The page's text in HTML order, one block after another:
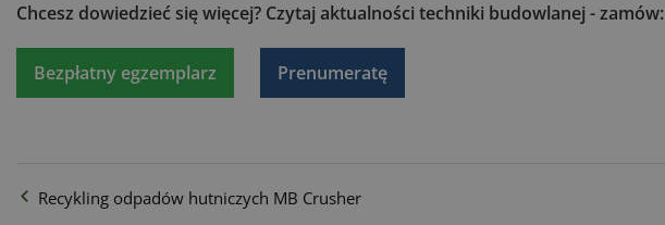
Chcesz dowiedzieć się więcej? Czytaj aktualności techniki budowlanej - zamów:
Bezpłatny egzemplarz Prenumeratę
Recykling odpadów hutniczych MB Crusher